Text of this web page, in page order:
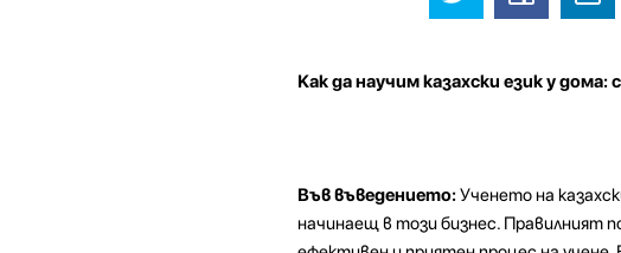
Как да научим казахски език у
Във въведението:Ученето на
начинаещ в този бизнес. Правилният